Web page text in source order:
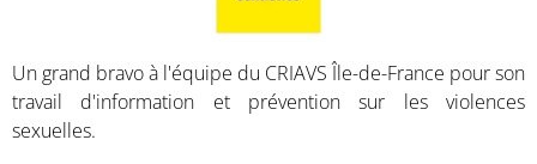
Un grand bravo à l'équipe du CRIAVS Île-de-France pour son
travail d'information et prévention sur les violences
sexuelles.